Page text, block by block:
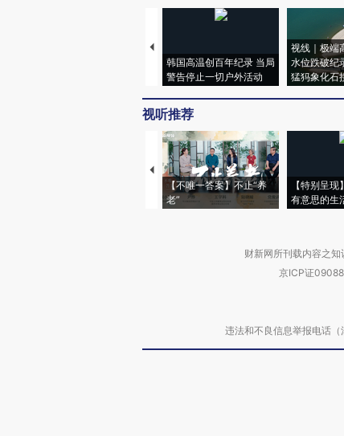
韩国高温创百年纪录 当局
警告停止一切户外活动
视线｜极端
水位跌破纪
猛犸象化石
视听推荐
【不唯一答案】不止“养
老”
【特别呈
有意思的生
财新网所刊载内容之
京ICP证
违法和不良信息举报电话